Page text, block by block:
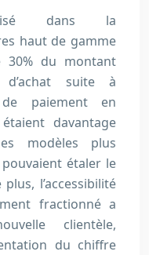
dans la
haut de gamme
30% du montant
suite à
paiement en
davantage
modèles plus
étaler le
l’accessibilité
fractionné a
clientèle,
du chiffre